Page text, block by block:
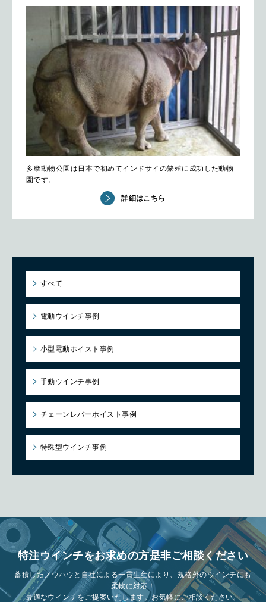
多摩動物公園は日本で初めてインドサイの繁殖に成功した動物
園です。...
詳細はこちら
すべて
電動ウインチ事例
小型電動ホイスト事例
手動ウインチ事例
チェーンレバーホイスト事例
特殊型ウインチ事例
特注ウインチをお求めの方是非ご相談ください
蓄積したノウハウと自社による一貫生産により、規格外のウインチにも
柔軟に対応！
最適なウインチをご提案いたします。お気軽にご相談ください。